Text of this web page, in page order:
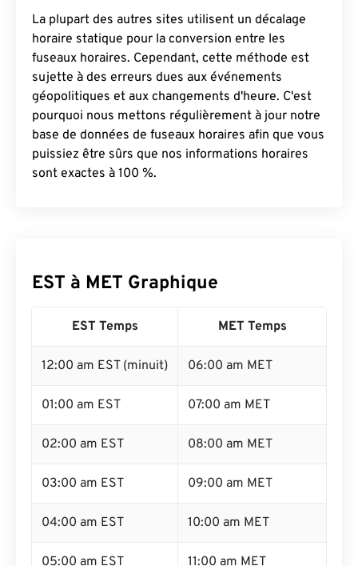
La plupart des autres sites utilisent un décalage
horaire statique pour la conversion entre les
fuseaux horaires. Cependant, cette méthode est
sujette à des erreurs dues aux événements
géopolitiques et aux changements d'heure. C'est
pourquoi nous mettons régulièrement à jour notre
base de données de fuseaux horaires afin que vous
puissiez être sûrs que nos informations horaires
sont exactes à 100 %.
EST à MET Graphique
EST Temps MET Temps
12:00 am EST (minuit) 06:00 am MET
01:00 am EST 07:00 am MET
02:00 am EST 08:00 am MET
03:00 am EST 09:00 am MET
04:00 am EST 10:00 am MET
05:00 am EST 11:00 am MET